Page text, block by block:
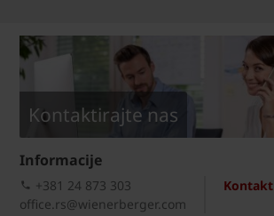
Kontaktirajte nas
Informacije
Kontakt
+381 24 873 303
office.rs@wienerberger.com